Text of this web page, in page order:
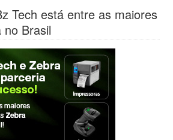
Tech está entre as maiores
no Brasil